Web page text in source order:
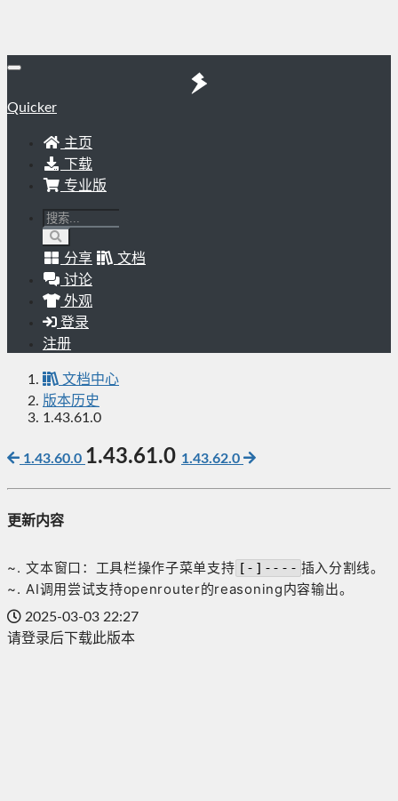
Quicker
主页
下载
专业版
分享
文档
讨论
外观
登录
注册
文档中心
版本历史
1.43.61.0
1.43.60.0 1.43.61.0 1.43.62.0
更新内容
~. 文本窗口：工具栏操作子菜单支持 [-]---- 插入分割线。
~. AI调用尝试支持openrouter的reasoning内容输出。
2025-03-03 22:27
请登录后下载此版本